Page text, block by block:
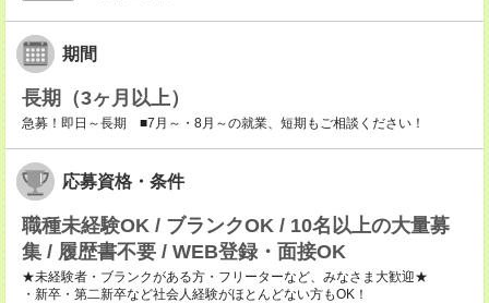
期間
長期（3ヶ月以上）
急募！即日～長期 ■7月～・8月～の就業、短期もご相談ください！
応募資格・条件
職種未経験OK / ブランクOK / 10名以上の大量募
集 / 履歴書不要 / WEB登録・面接OK
★未経験者・ブランクがある方・フリーターなど、みなさま大歓迎★
・新卒・第二新卒など社会人経験がほとんどない方もOK！